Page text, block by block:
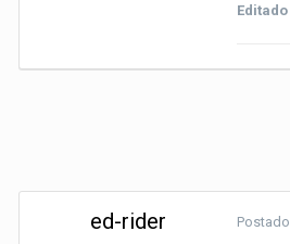
Editado
ed-rider Postado